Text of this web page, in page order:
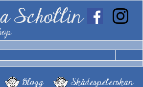
Schollin
Blogg
Skådespelerskan